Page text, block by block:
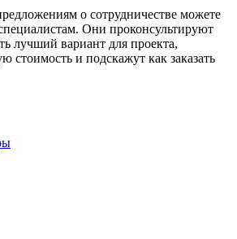
о сотрудничестве можете
Они проконсультируют
лучший вариант для проекта,
стоимость и подскажут как заказать